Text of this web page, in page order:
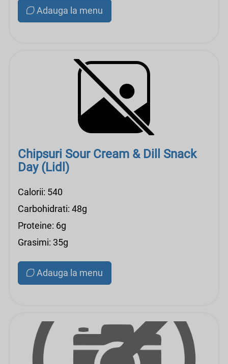
Adauga la menu
Chipsuri Sour Cream & Dill Snack
Day (Lidl)
Calorii: 540
Carbohidrati: 48g
Proteine: 6g
Grasimi: 35g
Adauga la menu